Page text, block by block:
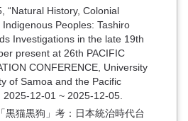
“Natural History, Colonial
Peoples: Tashiro
Investigations in the late 19th
present at 26th PACIFIC
CONFERENCE, University
of Samoa and the Pacific
2025-12-01 ~ 2025-12-05.
黒猫黒狗」考：日本統治時代台